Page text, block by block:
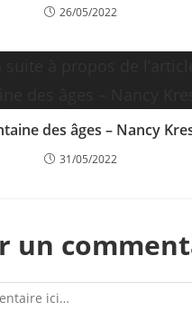
26/05/2022
des âges – Nancy
31/05/2022
un